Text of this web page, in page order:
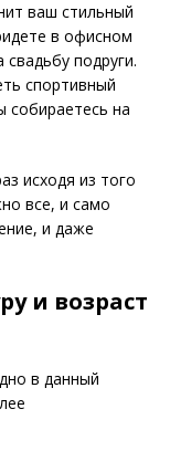
ваш стильный
в офисном
подруги.
спортивный
собираетесь на
исходя из того
все, и само
и даже
и возраст
в данный